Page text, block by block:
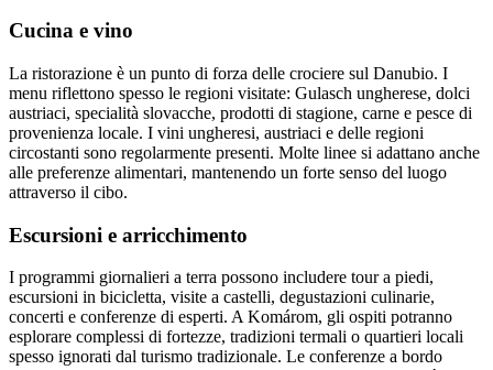
Cucina e vino
La ristorazione è un punto di forza delle crociere sul Danubio. I
menu riflettono spesso le regioni visitate: Gulasch ungherese, dolci
austriaci, specialità slovacche, prodotti di stagione, carne e pesce di
provenienza locale. I vini ungheresi, austriaci e delle regioni
circostanti sono regolarmente presenti. Molte linee si adattano anche
alle preferenze alimentari, mantenendo un forte senso del luogo
attraverso il cibo.
Escursioni e arricchimento
I programmi giornalieri a terra possono includere tour a piedi,
escursioni in bicicletta, visite a castelli, degustazioni culinarie,
concerti e conferenze di esperti. A Komárom, gli ospiti potranno
esplorare complessi di fortezze, tradizioni termali o quartieri locali
spesso ignorati dal turismo tradizionale. Le conferenze a bordo